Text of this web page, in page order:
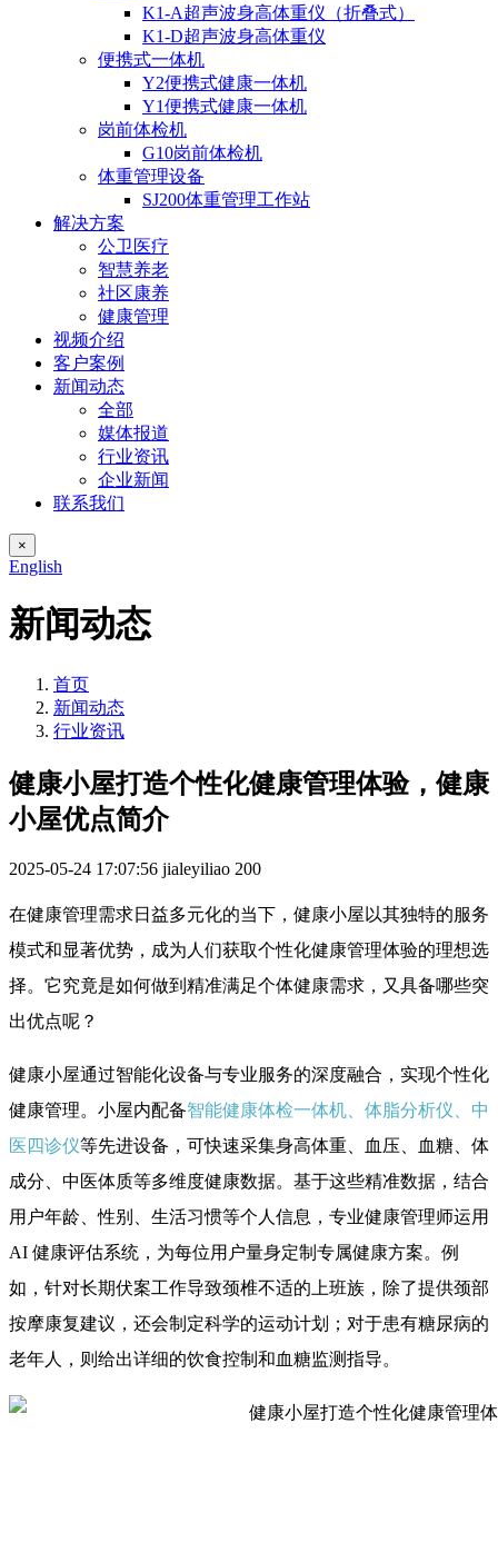
K1-A超声波身高体重仪（折叠式）
K1-D超声波身高体重仪
便携式一体机
Y2便携式健康一体机
Y1便携式健康一体机
岗前体检机
G10岗前体检机
体重管理设备
SJ200体重管理工作站
解决方案
公卫医疗
智慧养老
社区康养
健康管理
视频介绍
客户案例
新闻动态
全部
媒体报道
行业资讯
企业新闻
联系我们
×
English
新闻动态
首页
新闻动态
行业资讯
健康小屋打造个性化健康管理体验，健康
小屋优点简介
2025-05-24 17:07:56 jialeyiliao 200
在健康管理需求日益多元化的当下，健康小屋以其独特的服务
模式和显著优势，成为人们获取个性化健康管理体验的理想选
择。它究竟是如何做到精准满足个体健康需求，又具备哪些突
出优点呢？
健康小屋通过智能化设备与专业服务的深度融合，实现个性化
健康管理。小屋内配备智能健康体检一体机、体脂分析仪、中
医四诊仪等先进设备，可快速采集身高体重、血压、血糖、体
成分、中医体质等多维度健康数据。基于这些精准数据，结合
用户年龄、性别、生活习惯等个人信息，专业健康管理师运用
AI 健康评估系统，为每位用户量身定制专属健康方案。例
如，针对长期伏案工作导致颈椎不适的上班族，除了提供颈部
按摩康复建议，还会制定科学的运动计划；对于患有糖尿病的
老年人，则给出详细的饮食控制和血糖监测指导。